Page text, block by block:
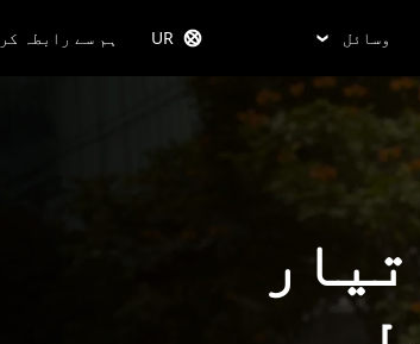
وسائل UR ہم سے رابطہ